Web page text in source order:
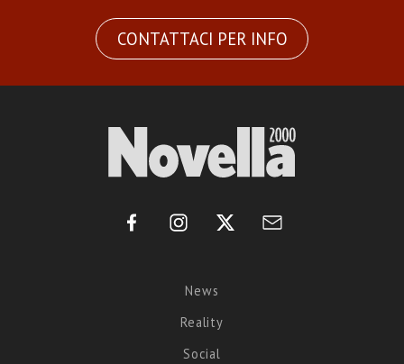
CONTATTACI PER INFO
News
Reality
Social